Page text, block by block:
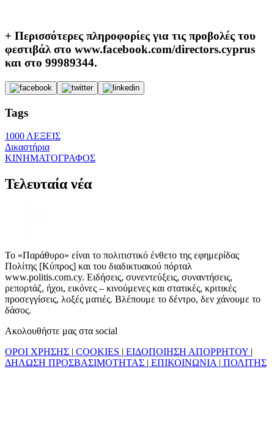
+ Περισσότερες πληροφορίες για τις προβολές του
φεστιβάλ στο www.facebook.com/directors.cyprus
και στο 99989344.
Tags
1000 ΛΕΞΕΙΣ
Δικαστήρια
ΚΙΝΗΜΑΤΟΓΡΑΦΟΣ
Τελευταία νέα
Το «Παράθυρο» είναι το πολιτιστικό ένθετο της εφημερίδας
Πολίτης [Κύπρος] και του διαδικτυακού πόρταλ
www.politis.com.cy. Ειδήσεις, συνεντεύξεις, συναντήσεις,
ρεπορτάζ, ήχοι, εικόνες – κινούμενες και στατικές, κριτικές
προσεγγίσεις, λοξές ματιές. Βλέπουμε το δέντρο, δεν χάνουμε το
δάσος.
Ακολουθήστε μας στα social
ΟΡΟΙ ΧΡΗΣΗΣ | COOKIES | ΕΙΔΟΠΟΙΗΣΗ ΑΠΟΡΡΗΤΟΥ |
ΔΗΛΩΣΗ ΠΡΟΣΒΑΣΙΜΟΤΗΤΑΣ | ΕΠΙΚΟΙΝΩΝΙΑ | ΠΟΛΙΤΗΣ